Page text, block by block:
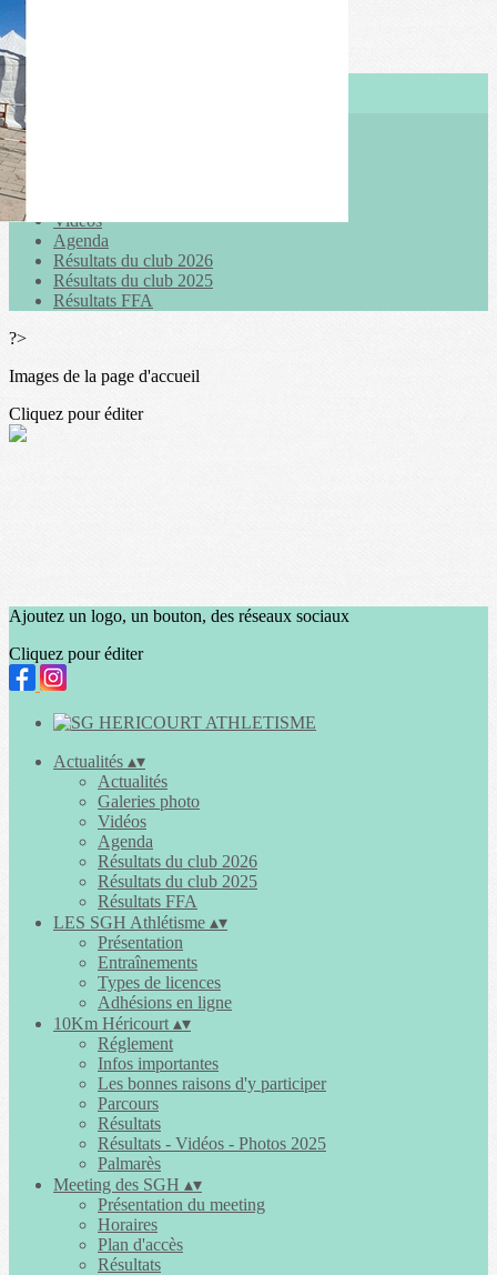
Exporter les lignes sélectionnées
Menu
<
>
Vidéos
Agenda
Résultats du club 2026
Résultats du club 2025
Résultats FFA
?>
Images de la page d'accueil
Cliquez pour éditer
Ajoutez un logo, un bouton, des réseaux sociaux
Cliquez pour éditer
Actualités ▴▾
Actualités
Galeries photo
Vidéos
Agenda
Résultats du club 2026
Résultats du club 2025
Résultats FFA
LES SGH Athlétisme ▴▾
Présentation
Entraînements
Types de licences
Adhésions en ligne
10Km Héricourt ▴▾
Réglement
Infos importantes
Les bonnes raisons d'y participer
Parcours
Résultats
Résultats - Vidéos - Photos 2025
Palmarès
Meeting des SGH ▴▾
Présentation du meeting
Horaires
Plan d'accès
Résultats